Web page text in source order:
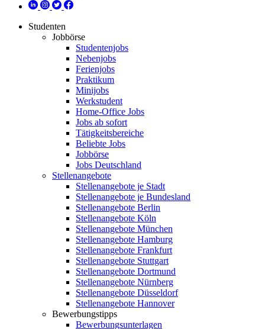
Studenten
Jobbörse
Studentenjobs
Nebenjobs
Ferienjobs
Praktikum
Minijobs
Werkstudent
Home-Office Jobs
Jobs ab sofort
Tätigkeitsbereiche
Beliebte Jobs
Jobbörse
Jobs Deutschland
Stellenangebote
Stellenangebote je Stadt
Stellenangebote je Bundesland
Stellenangebote Berlin
Stellenangebote Köln
Stellenangebote München
Stellenangebote Hamburg
Stellenangebote Frankfurt
Stellenangebote Stuttgart
Stellenangebote Dortmund
Stellenangebote Nürnberg
Stellenangebote Düsseldorf
Stellenangebote Hannover
Bewerbungstipps
Bewerbungsunterlagen